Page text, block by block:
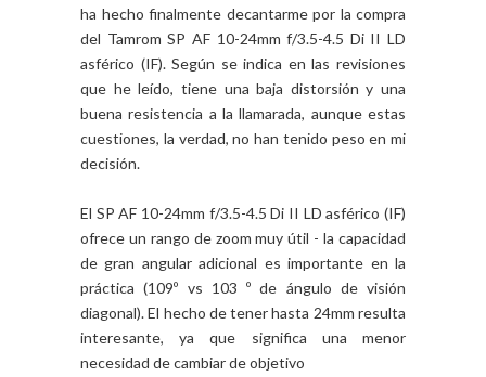
ha hecho finalmente decantarme por la compra
del Tamrom SP AF 10-24mm f/3.5-4.5 Di II LD
asférico (IF). Según se indica en las revisiones
que he leído, tiene una baja distorsión y una
buena resistencia a la llamarada, aunque estas
cuestiones, la verdad, no han tenido peso en mi
decisión.
El SP AF 10-24mm f/3.5-4.5 Di II LD asférico (IF)
ofrece un rango de zoom muy útil - la capacidad
de gran angular adicional es importante en la
práctica (109º vs 103 º de ángulo de visión
diagonal). El hecho de tener hasta 24mm resulta
interesante, ya que significa una menor
necesidad de cambiar de objetivo